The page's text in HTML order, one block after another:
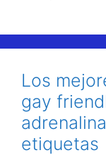
Los
gay
etiquetas